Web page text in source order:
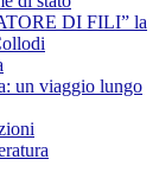
DI FILI” la
un viaggio lungo